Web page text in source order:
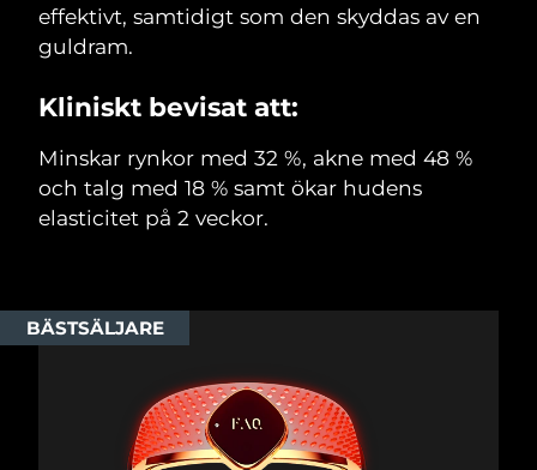
effektivt, samtidigt som den skyddas av en
guldram.
Kliniskt bevisat att:
Minskar rynkor med 32 %, akne med 48 %
och talg med 18 % samt ökar hudens
elasticitet på 2 veckor.
BÄSTSÄLJARE